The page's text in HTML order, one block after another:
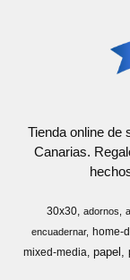
Tienda online de
Canarias.
30x30 adornos
encuadernar
home-
mixed-media papel